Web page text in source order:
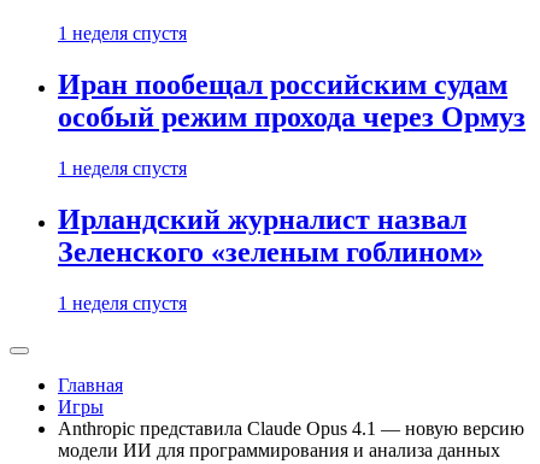
1 неделя спустя
Иран пообещал российским судам
особый режим прохода через Ормуз
1 неделя спустя
Ирландский журналист назвал
Зеленского «зеленым гоблином»
1 неделя спустя
Главная
Игры
Anthropic представила Claude Opus 4.1 — новую версию
модели ИИ для программирования и анализа данных